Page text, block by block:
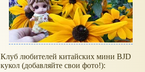
Клуб любителей китайских мини BJD
кукол (добавляйте свои фото!):